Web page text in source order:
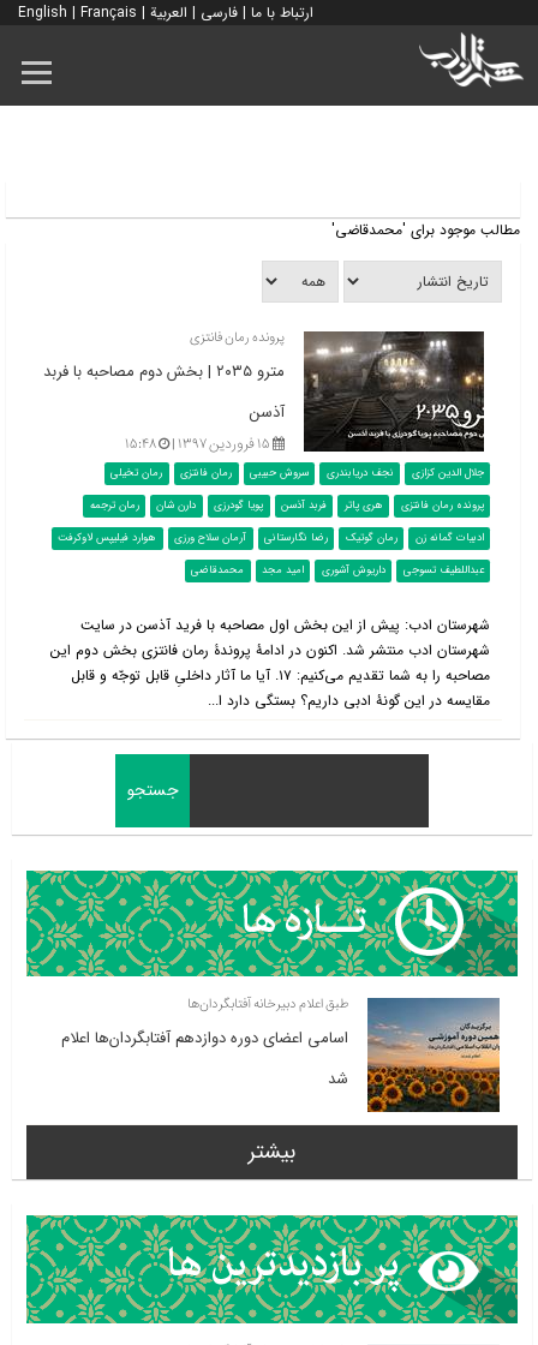
ارتباط با ما | فارسی | العربية |
English | Français
مطالب موجود برای 'محمدقاضی'
پرونده رمان فانتزی
مترو ۲۰۳۵ | بخش دوم مصاحبه با فربد
آذسن
۱۵ فروردین ۱۳۹۷ | ۱۵:۴۸
جلال الدین کزازی نجف دریابندری سروش حبیبی رمان فانتزی
رمان تخیلی
پرونده رمان فانتزی
هری پاتر فربد آذسن پویا گودرزی دارن شان
رمان ترجمه
ادبیات گمانه زن
رمان گوتیک رضا نگارستانی آرمان سلاح ورزی
هوارد فیلیپس لاوکرفت
عبداللطیف تسوجی
داریوش آشوری امید مجد محمدقاضی
شهرستان ادب: پیش از این بخش اول مصاحبه با فرید آذسن در سایت
شهرستان ادب منتشر شد. اکنون در ادامۀ پروندۀ رمان فانتزی بخش دوم این
مصاحبه را به شما تقدیم می‌کنیم: ۱۷. ‌آيا ما آثار داخلىِ قابل توجّه و قابل
مقایسه در اين گونۀ ادبی داريم؟ بستگی دارد ا...
طبق اعلام دبیرخانه آفتابگردان‌ها
اسامی اعضای دوره دوازدهم آفتابگردان‌ها اعلام
شد
بیشتر